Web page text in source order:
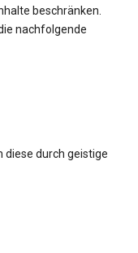
beschränken.
nachfolgende
diese durch geistige